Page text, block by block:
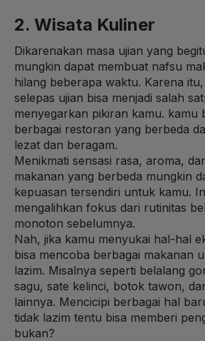
2. Wisata Kuliner
Dikarenakan masa ujian yang
mungkin dapat membuat nafsu
hilang beberapa waktu. Karena
selepas ujian bisa menjadi salah
menyegarkan pikiran kamu. kamu
berbagai restoran yang berbeda
lezat dan beragam.
Menikmati sensasi rasa, aroma,
makanan yang berbeda mungkin
kepuasan tersendiri untuk kamu.
mengalihkan fokus dari rutinitas
monoton sebelumnya.
Nah, jika kamu menyukai hal-hal
bisa mencoba berbagai makanan
lazim. Misalnya seperti belalang
sagu, sate kelinci, botok tawon,
lainnya. Mencicipi berbagai hal
tidak lazim tentu bisa memberi
bukan?